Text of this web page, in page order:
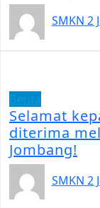
SMKN 2
Selamat
diterima
Jombang!
SMKN 2